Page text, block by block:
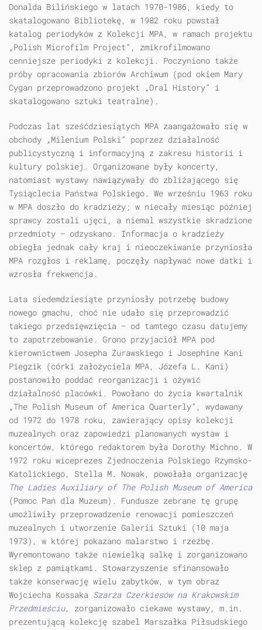
Donalda Bilińskiego w latach 1970-1986, kiedy to
skatalogowano Bibliotekę, w 1982 roku powstał
katalog periodyków z Kolekcji MPA, w ramach projektu
„Polish Microfilm Project”, zmikrofilmowano
cenniejsze periodyki z kolekcji. Poczyniono także
próby opracowania zbiorów Archiwum (pod okiem Mary
Cygan przeprowadzono projekt „Oral History” i
skatalogowano sztuki teatralne).
Podczas lat sześćdziesiątych MPA zaangażowało się w
obchody „Milenium Polski” poprzez działalność
publicystyczną i informacyjną z zakresu historii i
kultury polskiej. Organizowane były koncerty,
natomiast wystawy nawiązywały do zbliżającego się
Tysiąclecia Państwa Polskiego. We wrześniu 1963 roku
w MPA doszło do kradzieży; w niecały miesiąc później
sprawcy zostali ujęci, a niemal wszystkie skradzione
przedmioty — odzyskano. Informacja o kradzieży
obiegła jednak cały kraj i nieoczekiwanie przyniosła
MPA rozgłos i reklamę, poczęły napływać nowe datki i
wzrosła frekwencja.
Lata siedemdziesiąte przyniosły potrzebę budowy
nowego gmachu, choć nie udało się przeprowadzić
takiego przedsięwzięcia — od tamtego czasu datujemy
to zapotrzebowanie. Grono przyjaciół MPA pod
kierownictwem Josepha Żurawskiego i Josephine Kani
Piegzik (córki założyciela MPA, Józefa L. Kani)
postanowiło poddać reorganizacji i ożywić
działalność placówki. Powołano do życia kwartalnik
„The Polish Museum of America Quarterly”, wydawany
od 1972 do 1978 roku, zawierający opisy kolekcji
muzealnych oraz zapowiedzi planowanych wystaw i
koncertów, którego redaktorem była Dorothy Michno. W
1972 roku wiceprezes Zjednoczenia Polskiego Rzymsko-
Katolickiego, Stella M. Nowak, powołała organizację
The Ladies Auxiliary of The Polish Museum of America
(Pomoc Pań dla Muzeum). Fundusze zebrane tę grupę
umożliwiły przeprowadzenie renowacji pomieszczeń
muzealnych i utworzenie Galerii Sztuki (10 maja
1973), w której pokazano malarstwo i rzeźbę.
Wyremontowano także niewielką salkę i zorganizowano
sklep z pamiątkami. Stowarzyszenie sfinansowało
także konserwację wielu zabytków, w tym obraz
Wojciecha Kossaka Szarża Czerkiesów na Krakowskim
Przedmieściu, zorganizowało ciekawe wystawy, m.in.
prezentującą kolekcję szabel Marszałka Piłsudskiego